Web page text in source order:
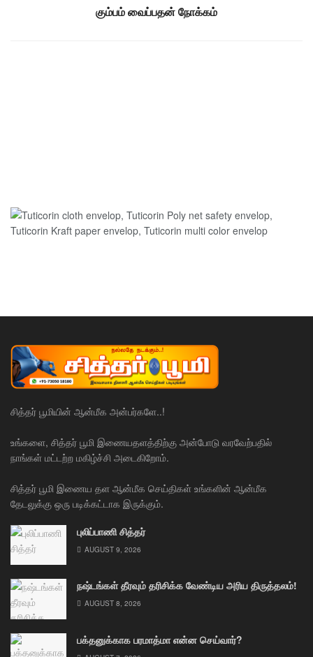
கும்பம் வைப்பதன் நோக்கம்
சித்தர் பூமியின் ஆன்மீக அன்பர்களே..!
உங்களை, சித்தர் பூமி இணையதளத்திற்கு அன்போடு வரவேற்பதில்
நாங்கள் மட்டற்ற மகிழ்ச்சி அடைகிறோம்.
சித்தர் பூமி இணைய தள ஆன்மீக செய்திகள் உங்களின் ஆன்மீக
தேடலுக்கு ஒரு படிக்கட்டாக இருக்கும்.
புலிப்பாணி சித்தர்
AUGUST 9, 2026
நஷ்டங்கள் தீரவும் தரிசிக்க வேண்டிய அரிய திருத்தலம்!
AUGUST 8, 2026
பக்தனுக்காக பரமாத்மா என்ன செய்வார்?